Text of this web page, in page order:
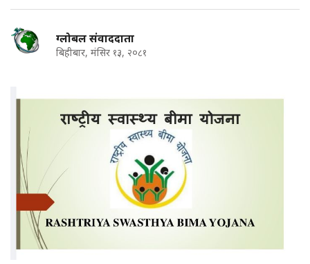
ग्लोबल संवाददाता
बिहीबार, मंसिर १३, २०८१